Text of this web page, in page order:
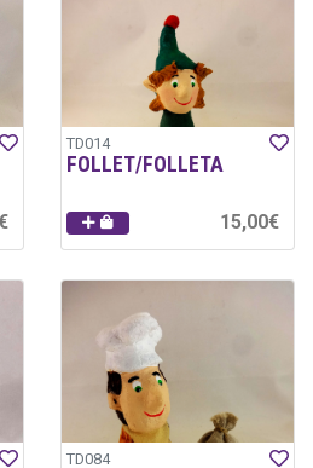
TD014
FOLLET/FOLLETA
15,00€
TD084